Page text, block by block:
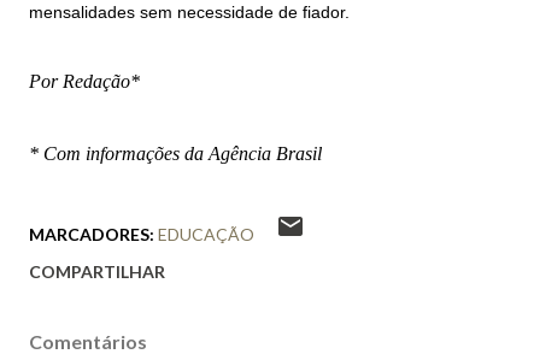
mensalidades sem necessidade de fiador.
Por Redação*
* Com informações da Agência Brasil
MARCADORES: EDUCAÇÃO
COMPARTILHAR
Comentários